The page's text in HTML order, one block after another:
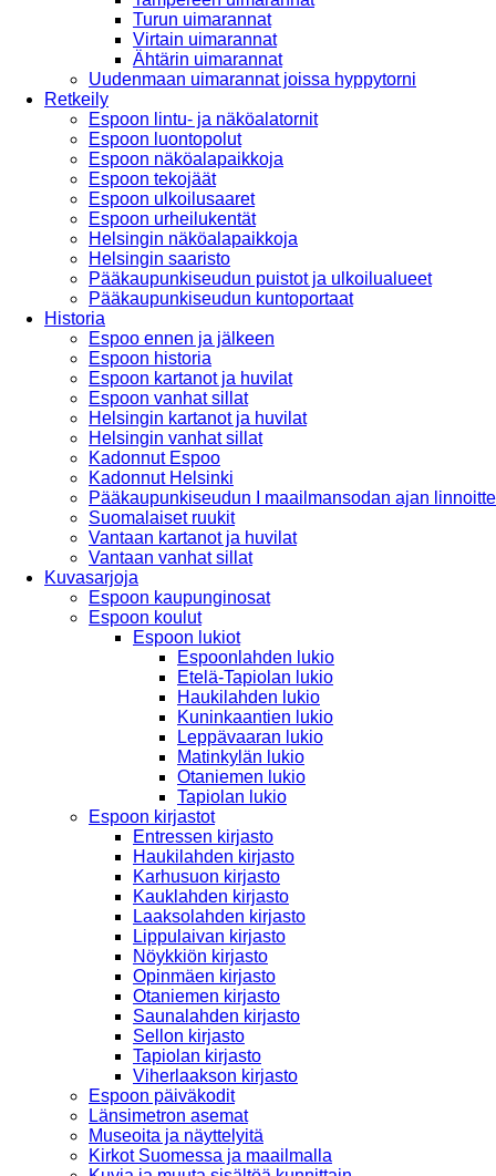
Turun uimarannat
Virtain uimarannat
Ähtärin uimarannat
Uudenmaan uimarannat joissa hyppytorni
Retkeily
Espoon lintu- ja näköalatornit
Espoon luontopolut
Espoon näköalapaikkoja
Espoon tekojäät
Espoon ulkoilusaaret
Espoon urheilukentät
Helsingin näköalapaikkoja
Helsingin saaristo
Pääkaupunkiseudun puistot ja ulkoilualueet
Pääkaupunkiseudun kuntoportaat
Historia
Espoo ennen ja jälkeen
Espoon historia
Espoon kartanot ja huvilat
Espoon vanhat sillat
Helsingin kartanot ja huvilat
Helsingin vanhat sillat
Kadonnut Espoo
Kadonnut Helsinki
Pääkaupunkiseudun I maailmansodan ajan
Suomalaiset ruukit
Vantaan kartanot ja huvilat
Vantaan vanhat sillat
Kuvasarjoja
Espoon kaupunginosat
Espoon koulut
Espoon lukiot
Espoonlahden lukio
Etelä-Tapiolan lukio
Haukilahden lukio
Kuninkaantien lukio
Leppävaaran lukio
Matinkylän lukio
Otaniemen lukio
Tapiolan lukio
Espoon kirjastot
Entressen kirjasto
Haukilahden kirjasto
Karhusuon kirjasto
Kauklahden kirjasto
Laaksolahden kirjasto
Lippulaivan kirjasto
Nöykkiön kirjasto
Opinmäen kirjasto
Otaniemen kirjasto
Saunalahden kirjasto
Sellon kirjasto
Tapiolan kirjasto
Viherlaakson kirjasto
Espoon päiväkodit
Länsimetron asemat
Museoita ja näyttelyitä
Kirkot Suomessa ja maailmalla